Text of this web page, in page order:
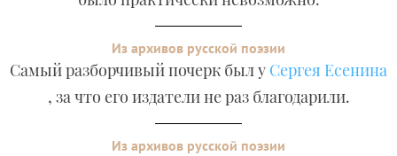
Из архивов русской поэзии
Самый разборчивый почерк был у Сергея Есенина
, за что его издатели не раз благодарили.
Из архивов русской поэзии